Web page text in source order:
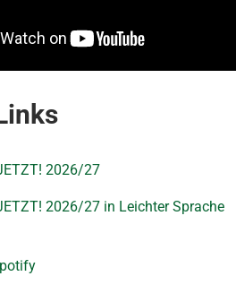
2026/27
2026/27 in Leichter Sprache